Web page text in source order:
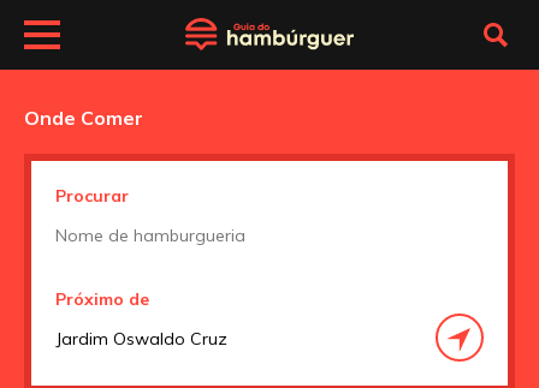
Onde Comer
Procurar
Próximo de